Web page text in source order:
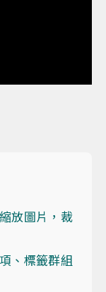
放圖片，裁
、標籤群組